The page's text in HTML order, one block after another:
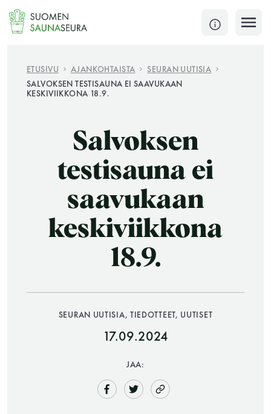
Siirry
sisältöön
SULJE
Jokaisen kuun 1. lauantai on jaettu ja jokaisen kuun
KATSO TARKEMMAT AUKIOLOAJAT
JÄSENSIVUT
ETUSIVU AJANKOHTAISTA
SEURAN UUTISIA
SALVOKSEN TESTISAUNA EI SAAVUKAAN
KESKIVIIKKONA 18.9.
Salvoksen
testisauna ei
saavukaan
keskiviikkona
18.9.
SEURAN UUTISIA, TIEDOTTEET, UUTISET
17.09.2024
JAA: